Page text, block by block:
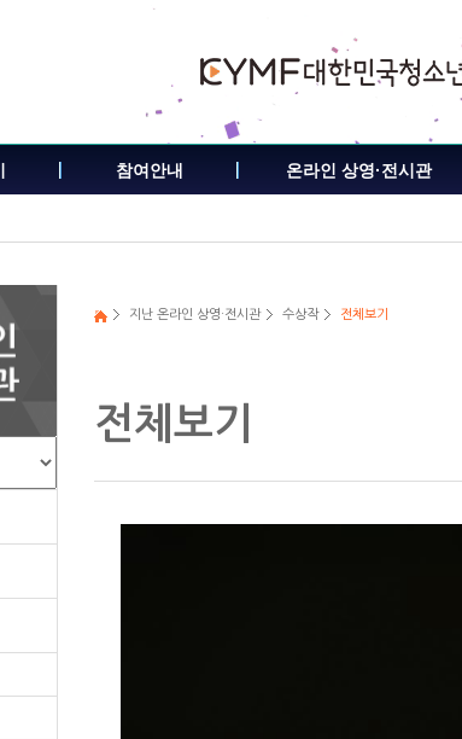
참여안내 온라인 상영·전시관
지난 온라인 상영·전시관 수상작 전체보기
전체보기